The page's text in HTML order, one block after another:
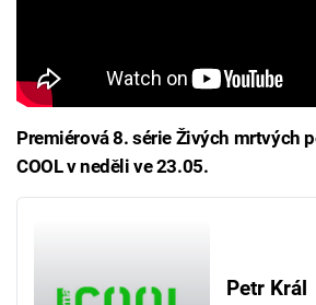
Premiérová 8. série Živých mrtvých
COOL v neděli ve 23.05.
Petr Král